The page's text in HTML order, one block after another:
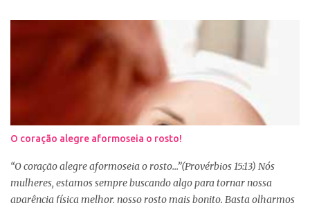
O coração alegre aformoseia o rosto!
“O coração alegre aformoseia o rosto...”(Provérbios 15:13) Nós
mulheres, estamos sempre buscando algo para tornar nossa
aparência física melhor, nosso rosto mais bonito. Basta olharmos